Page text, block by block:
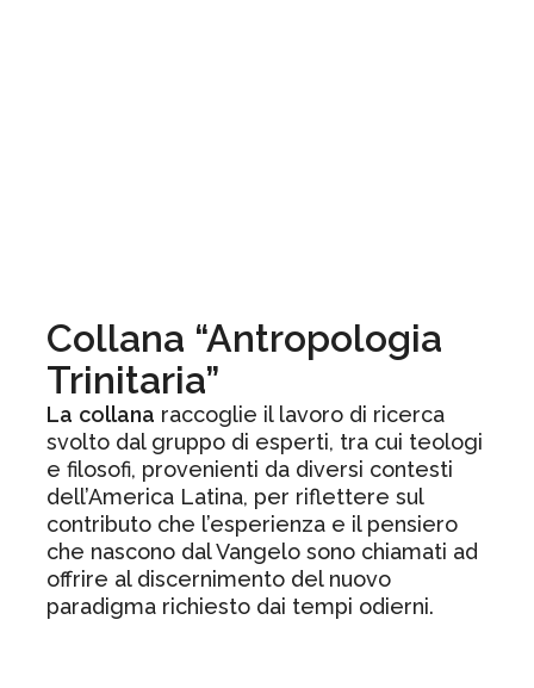
Collana “Antropologia
Trinitaria”
La collana raccoglie il lavoro di ricerca
svolto dal gruppo di esperti, tra cui teologi
e filosofi, provenienti da diversi contesti
dell’America Latina, per riflettere sul
contributo che l’esperienza e il pensiero
che nascono dal Vangelo sono chiamati ad
offrire al discernimento del nuovo
paradigma richiesto dai tempi odierni.